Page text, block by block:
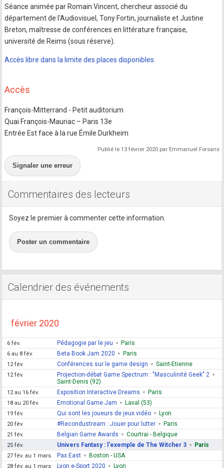
Séance animée par Romain Vincent, chercheur associé du
département de l'Audiovisuel, Tony Fortin, journaliste et Justine
Breton, maîtresse de conférences en littérature française,
université de Reims (sous réserve).
Accès libre dans la limite des places disponibles
Accès
François-Mitterrand - Petit auditorium
Quai François-Mauriac – Paris 13e
Entrée Est face à la rue Émile Durkheim
Publié le 13 février 2020 par Emmanuel Forsans
Signaler une erreur
Commentaires des lecteurs
Soyez le premier à commenter cette information.
Poster un commentaire
Calendrier des événements
février 2020
6 fév. Pédagogie par le jeu Paris
6 au 8 fév. Beta Book Jam 2020 Paris
12 fév. Conférences sur le game design Saint-Etienne
12 fév.
Projection-débat Game Spectrum : "Masculinité Geek" 2
Saint-Denis (92)
12 au 16 fév. Exposition Interactive Dreams Paris
18 au 20 fév. Emotional Game Jam Laval (53)
19 fév. Qui sont les joueurs de jeux vidéo Lyon
20 fév. #Recondustream : Jouer pour lutter Paris
21 fév. Belgian Game Awards Courtrai - Belgique
25 fév. Univers Fantasy : l'exemple de The Witcher 3 Paris
27 fév. au 1 mars Pax East Boston - USA
28 fév. au 1 mars Lyon e-Sport 2020 Lyon